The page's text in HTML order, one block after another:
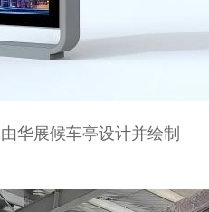
华展候车亭设计并绘制